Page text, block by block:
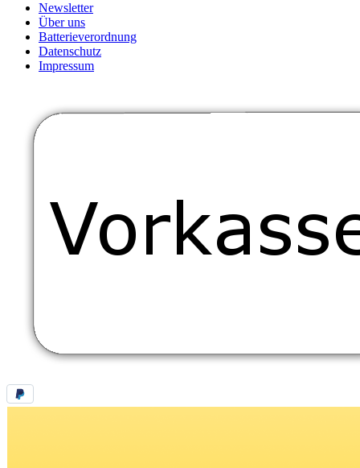
Newsletter
Über uns
Batterieverordnung
Datenschutz
Impressum